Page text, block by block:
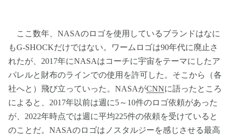
ここ数年、NASAのロゴを使用しているブランドはなに
もG-SHOCKだけではない。ワームロゴは90年代に廃止さ
れたが、2017年にNASAはコーチに宇宙をテーマにしたア
パレルと財布のラインでの使用を許可した。そこから（各
社へと）飛び立っていった。NASAがCNNに語ったところ
によると、2017年以前は週に5～10件のロゴ依頼があった
が、2022年時点では週に平均225件の依頼を受けていると
のことだ。NASAのロゴはノスタルジーを感じさせる最高